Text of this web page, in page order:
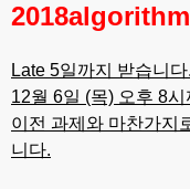
Late 5일까지 받습니
12월 6일 (목) 오후 8
이전 과제와 마찬가지
니다.